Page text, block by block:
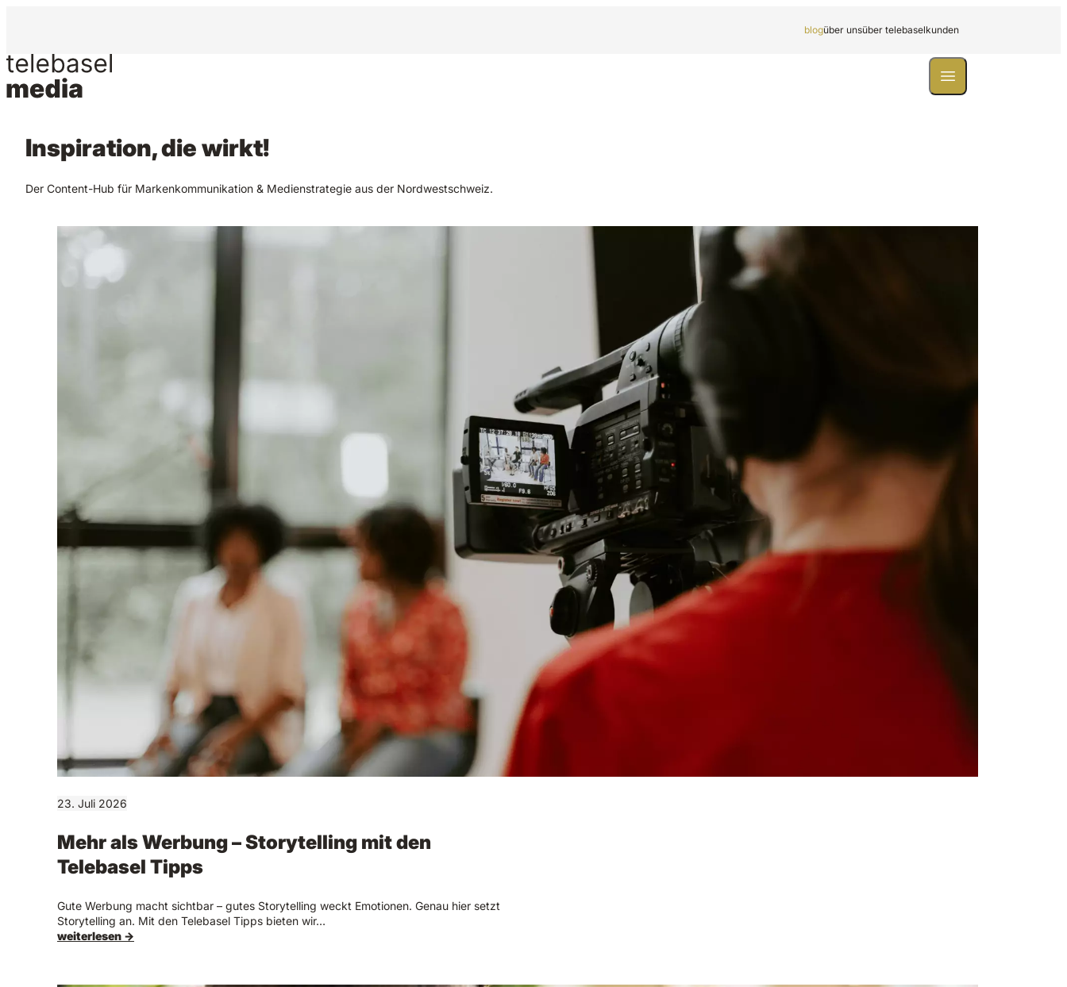
blogüber unsüber telebaselkunden
Toggle menu
Inspiration, die wirkt!
Der Content-Hub für Markenkommunikation & Medienstrategie aus der Nordwestschweiz.
23. Juli 2026
Mehr als Werbung – Storytelling mit den
Telebasel Tipps
Gute Werbung macht sichtbar – gutes Storytelling weckt Emotionen. Genau hier setzt
Storytelling an. Mit den Telebasel Tipps bieten wir…
weiterlesen →